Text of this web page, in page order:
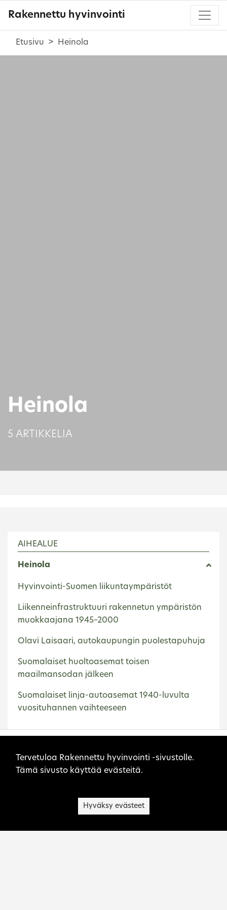
Rakennettu hyvinvointi
Etusivu Heinola
Heinola
5 ARTIKKELIA
AIHEALUE
Heinola
Hyvinvointi-Suomen liikuntaympäristöt
Liikenneinfrastruktuuri rakennetun ympäristön
muokkaajana 1945–2000
Olavi Laisaari, autokaupungin puolestapuhuja
Suomalaiset huoltoasemat toisen
maailmansodan jälkeen
Suomalaiset linja-autoasemat 1940-luvulta
vuosituhannen vaihteeseen
Sivuston evästeet
Tervetuloa Rakennettu hyvinvointi -sivustolle.
Tämä sivusto käyttää evästeitä.
Hyväksy evästeet